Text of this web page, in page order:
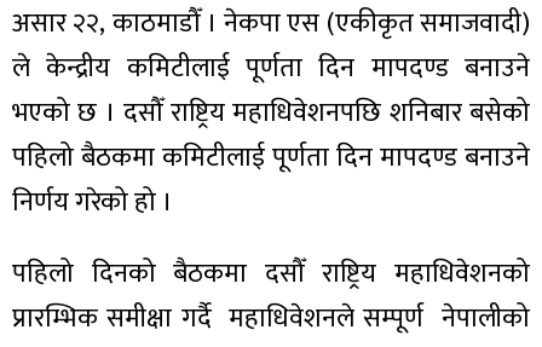
असार २२, काठमाडौँ । नेकपा एस (एकीकृत समाजवादी)
ले केन्द्रीय कमिटीलाई पूर्णता दिन मापदण्ड बनाउने
भएको छ । दसौँ राष्ट्रिय महाधिवेशनपछि शनिबार बसेको
पहिलो बैठकमा कमिटीलाई पूर्णता दिन मापदण्ड बनाउने
निर्णय गरेको हो ।
पहिलो दिनको बैठकमा दसौँ राष्ट्रिय महाधिवेशनको
प्रारम्भिक समीक्षा गर्दै महाधिवेशनले सम्पूर्ण नेपालीको